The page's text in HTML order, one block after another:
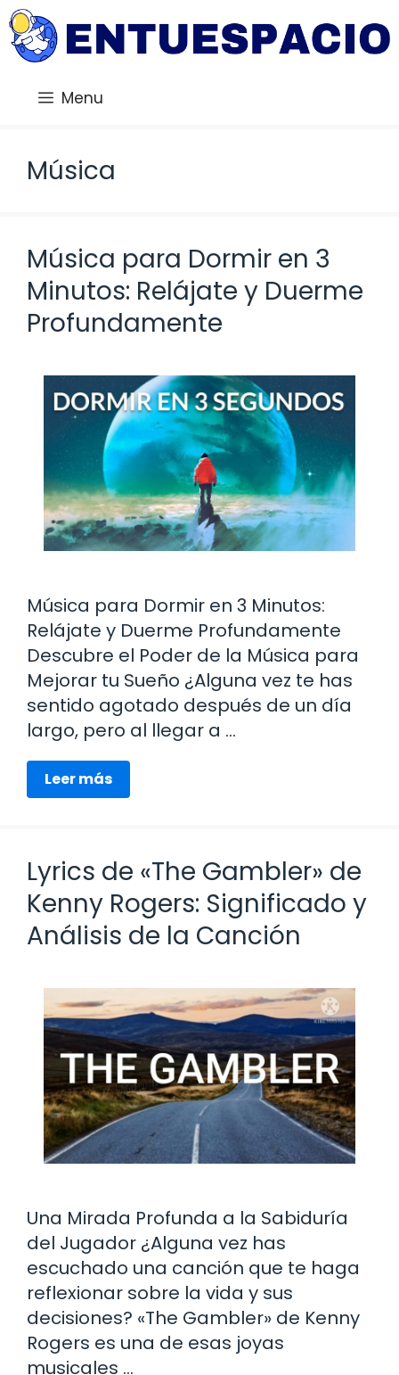
Saltar
al
contenido
Menu
Música
Música para Dormir en 3
Minutos: Relájate y Duerme
Profundamente
Música para Dormir en 3 Minutos:
Relájate y Duerme Profundamente
Descubre el Poder de la Música para
Mejorar tu Sueño ¿Alguna vez te has
sentido agotado después de un día
largo, pero al llegar a …
Leer más
Lyrics de «The Gambler» de
Kenny Rogers: Significado y
Análisis de la Canción
Una Mirada Profunda a la Sabiduría
del Jugador ¿Alguna vez has
escuchado una canción que te haga
reflexionar sobre la vida y sus
decisiones? «The Gambler» de Kenny
Rogers es una de esas joyas
musicales …